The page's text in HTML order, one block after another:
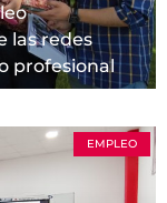
las redes
profesional
EMPLEO